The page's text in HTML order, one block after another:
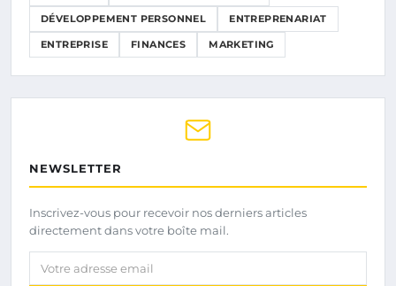
DÉVELOPPEMENT PERSONNEL ENTREPRENARIAT
ENTREPRISE FINANCES MARKETING
NEWSLETTER
Inscrivez-vous pour recevoir nos derniers articles
directement dans votre boîte mail.
Votre adresse email